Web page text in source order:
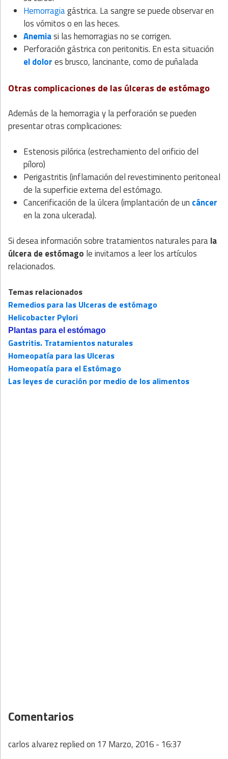
Hemorragiagástrica. La sangre se puede observar en
los vómitos o en las heces.
Anemiasi las hemorragias no se corrigen.
Perforación gástrica con peritonitis. En esta situación
el dolores brusco, lancinante, como de puñalada
Otras complicaciones de las úlceras de estómago
Además de la hemorragia y la perforación se pueden
presentar otras complicaciones:
Estenosis pilórica (estrechamiento del orificio del
píloro)
Perigastritis (inflamación del revestiminento peritoneal
de la superficie externa del estómago.
Cancerificación de la úlcera (implantación de un cáncer
en la zona ulcerada).
Si desea información sobre tratamientos naturales parala
úlcera de estómago le invitamos a leer los artículos
relacionados.
Temas relacionados
Remedios para las Ulceras de estómago
Helicobacter Pylori
Plantas para el estómago
Gastritis. Tratamientos naturales
Homeopatía para las Ulceras
Homeopatía para el Estómago
Las leyes de curación por medio de los alimentos
Comentarios
carlos alvarezreplied on 17 Marzo, 2016 - 16:37